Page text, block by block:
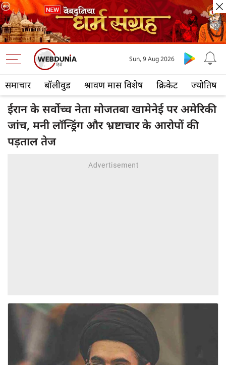
समाचार बॉलीवुड श्रावण मास विशेष क्रिकेट ज्योतिष
Sun, 9 Aug 2026
ईरान के सर्वोच्च नेता मोजतबा खामेनेई पर अमेरिकी
जांच, मनी लॉन्ड्रिंग और भ्रष्टाचार के आरोपों की
पड़ताल तेज